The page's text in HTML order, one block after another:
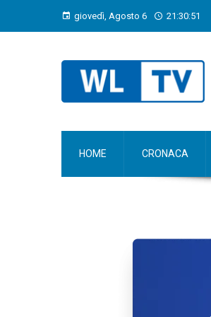
giovedì, Agosto 6 21:30:52
HOME CRONACA